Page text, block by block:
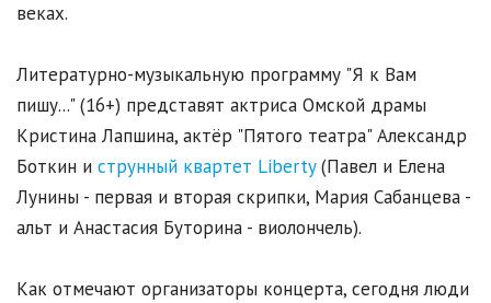
веках.
Литературно-музыкальную программу "Я к Вам
пишу..." (16+) представят актриса Омской драмы
Кристина Лапшина, актёр "Пятого театра" Александр
Боткин и струнный квартет Liberty(Павел и Елена
Лунины - первая и вторая скрипки, Мария Сабанцева -
альт и Анастасия Буторина - виолончель).
Как отмечают организаторы концерта, сегодня люди